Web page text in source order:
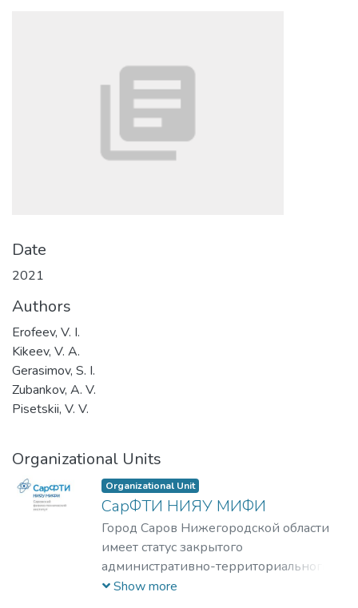
Date
2021
Authors
Erofeev, V. I.
Kikeev, V. A.
Gerasimov, S. I.
Zubankov, A. V.
Pisetskii, V. V.
Organizational Units
Organizational Unit
СарФТИ НИЯУ МИФИ
Город Саров Нижегородской области
имеет статус закрытого
административно-территориального
образования (ЗАТО).
Show more